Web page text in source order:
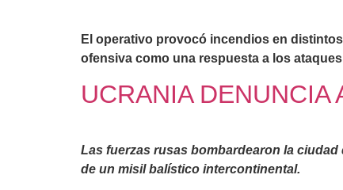
El operativo provocó incendios en
ofensiva como una respuesta a los
UCRANIA DENUNCIA
Las fuerzas rusas bombardearon la ciudad
de un misil balístico intercontinental.